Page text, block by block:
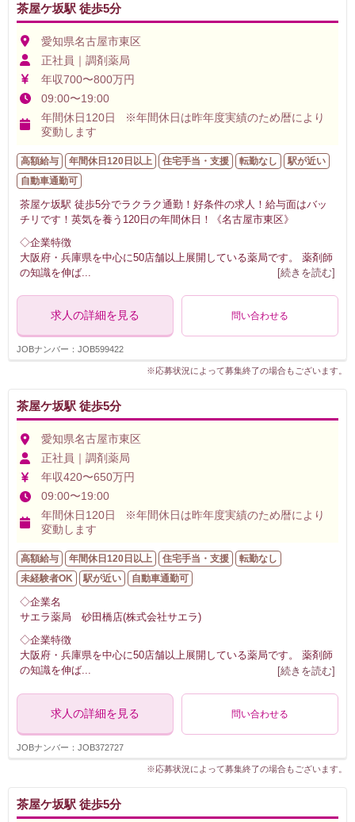
茶屋ケ坂駅 徒歩5分
愛知県名古屋市東区
正社員｜調剤薬局
年収700〜800万円
09:00〜19:00
年間休日120日 ※年間休日は昨年度実績のため暦により
変動します
高額給与 年間休日120日以上 住宅手当・支援 転勤なし
駅が近い
自動車通勤可
茶屋ケ坂駅 徒歩5分でラクラク通勤！好条件の求人！給与面はバッ
チリです！英気を養う120日の年間休日！《名古屋市東区》
◇企業特徴
大阪府・兵庫県を中心に50店舗以上展開している薬局です。 薬剤師
の知識を伸ば
[続きを読む]
求人の詳細を見る 問い合わせる
JOBナンバー：JOB599422
※応募状況によって募集終了の場合もございます。
茶屋ケ坂駅 徒歩5分
愛知県名古屋市東区
正社員｜調剤薬局
年収420〜650万円
09:00〜19:00
年間休日120日 ※年間休日は昨年度実績のため暦により
変動します
高額給与 年間休日120日以上 住宅手当・支援
転勤なし
未経験者OK
駅が近い 自動車通勤可
◇企業名
サエラ薬局 砂田橋店(株式会社サエラ)
◇企業特徴
大阪府・兵庫県を中心に50店舗以上展開している薬局です。 薬剤師
の知識を伸ば... [続きを読む]
求人の詳細を見る 問い合わせる
JOBナンバー：JOB372727
※応募状況によって募集終了の場合もございます。
茶屋ケ坂駅 徒歩5分